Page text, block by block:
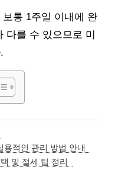
통 1주일 이내에 완
다를 수 있으므로 미
용적인 관리 방법 안내
및 절세 팁 정리